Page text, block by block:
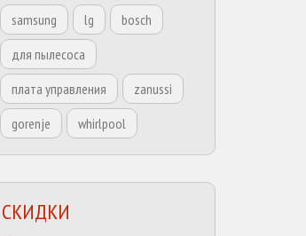
samsung
lg
bosch
для пылесоса
плата управления
zanussi
gorenje
whirlpool
СКИДКИ